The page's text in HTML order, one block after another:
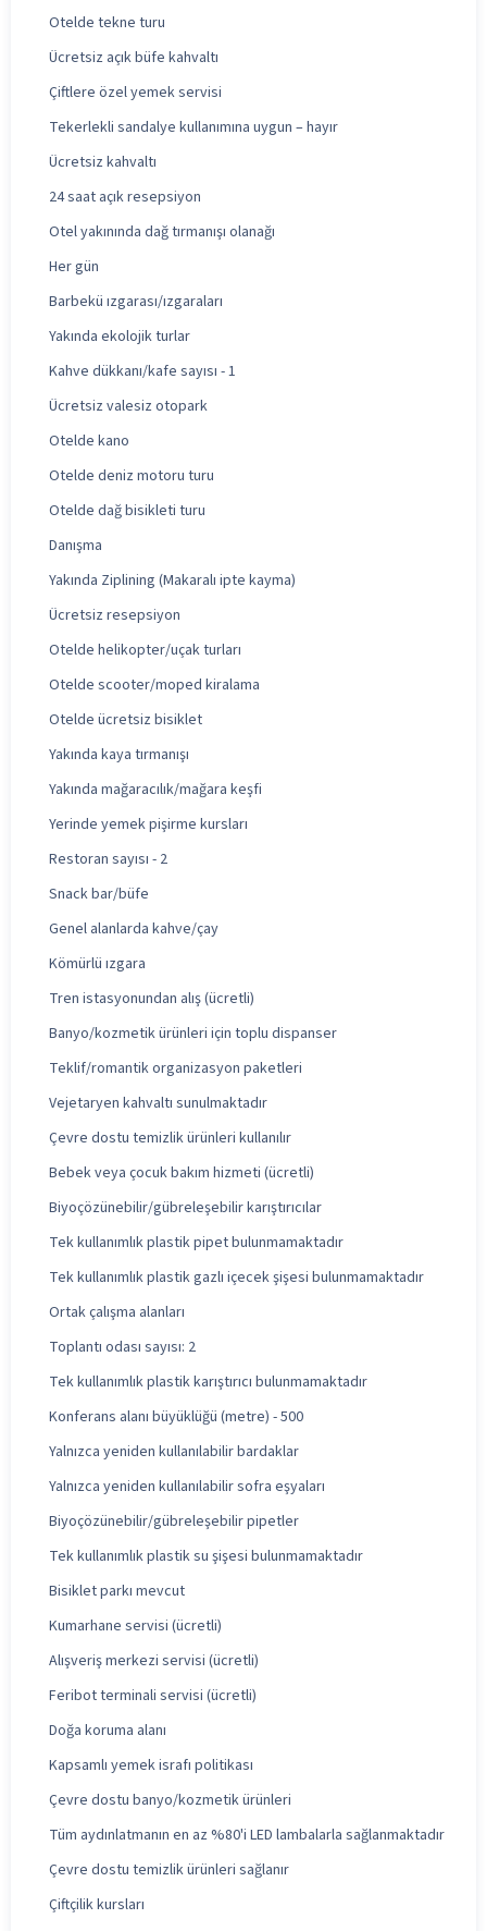
Otelde tekne turu
Ücretsiz açık büfe kahvaltı
Çiftlere özel yemek servisi
Tekerlekli sandalye kullanımına uygun – hayır
Ücretsiz kahvaltı
24 saat açık resepsiyon
Otel yakınında dağ tırmanışı olanağı
Her gün
Barbekü ızgarası/ızgaraları
Yakında ekolojik turlar
Kahve dükkanı/kafe sayısı - 1
Ücretsiz valesiz otopark
Otelde kano
Otelde deniz motoru turu
Otelde dağ bisikleti turu
Danışma
Yakında Ziplining (Makaralı ipte kayma)
Ücretsiz resepsiyon
Otelde helikopter/uçak turları
Otelde scooter/moped kiralama
Otelde ücretsiz bisiklet
Yakında kaya tırmanışı
Yakında mağaracılık/mağara keşfi
Yerinde yemek pişirme kursları
Restoran sayısı - 2
Snack bar/büfe
Genel alanlarda kahve/çay
Kömürlü ızgara
Tren istasyonundan alış (ücretli)
Banyo/kozmetik ürünleri için toplu dispanser
Teklif/romantik organizasyon paketleri
Vejetaryen kahvaltı sunulmaktadır
Çevre dostu temizlik ürünleri kullanılır
Bebek veya çocuk bakım hizmeti (ücretli)
Biyoçözünebilir/gübreleşebilir karıştırıcılar
Tek kullanımlık plastik pipet bulunmamaktadır
Tek kullanımlık plastik gazlı içecek şişesi bulunmamaktadır
Ortak çalışma alanları
Toplantı odası sayısı: 2
Tek kullanımlık plastik karıştırıcı bulunmamaktadır
Konferans alanı büyüklüğü (metre) - 500
Yalnızca yeniden kullanılabilir bardaklar
Yalnızca yeniden kullanılabilir sofra eşyaları
Biyoçözünebilir/gübreleşebilir pipetler
Tek kullanımlık plastik su şişesi bulunmamaktadır
Bisiklet parkı mevcut
Kumarhane servisi (ücretli)
Alışveriş merkezi servisi (ücretli)
Feribot terminali servisi (ücretli)
Doğa koruma alanı
Kapsamlı yemek israfı politikası
Çevre dostu banyo/kozmetik ürünleri
Tüm aydınlatmanın en az %80'i LED lambalarla sağlanmaktadır
Çevre dostu temizlik ürünleri sağlanır
Çiftçilik kursları